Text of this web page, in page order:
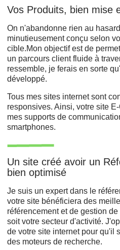
Vos Produits, bien mise
On n'abandonne rien au
minutieusement conçu selon
cible.Mon objectif est de
un parcours client fluide à
ressemble, je ferais en sorte
développé.
Tous mes sites internet sont
responsives. Ainsi, votre site
mes supports de
smartphones.
Un site créé avoir un
bien optimisé
Je suis un expert dans le
votre site bénéficiera des
référencement et de gestion
soit votre secteur d'activité.
de votre site internet pour qu'il
des moteurs de recherche.